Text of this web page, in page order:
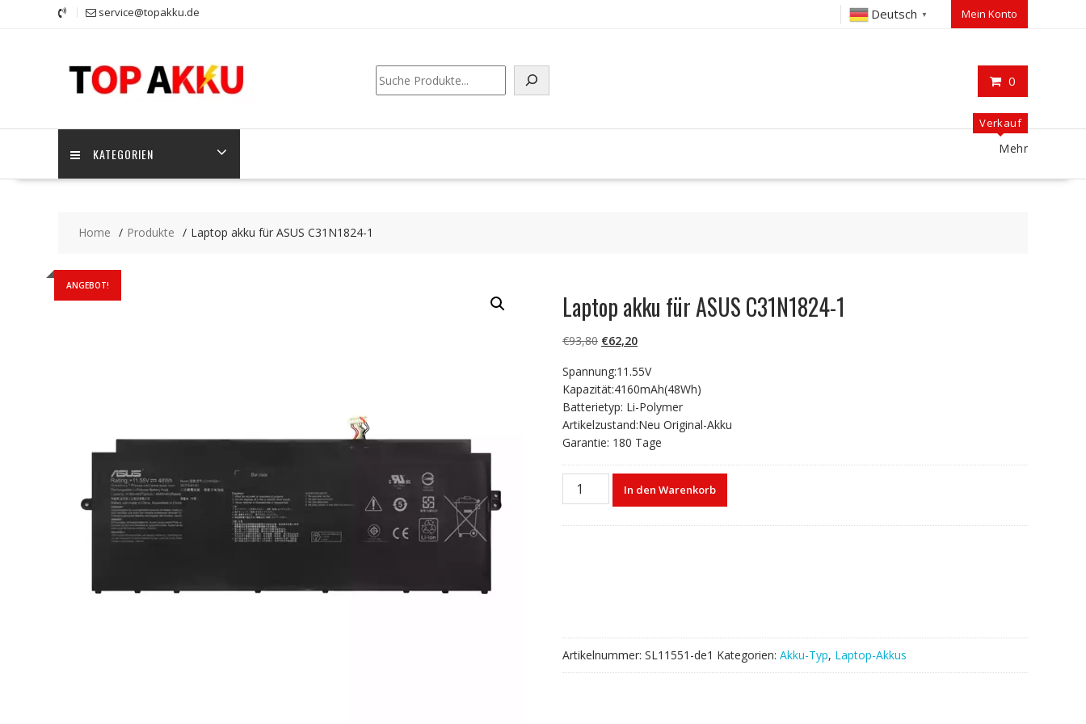
service@topakku.de Deutsch ▼ Mein Konto
0
Suchen
KATEGORIEN
Verkauf
Mehr
Home Produkte Laptop akku für ASUS C31N1824-1
ANGEBOT!
Laptop akku für ASUS C31N1824-1
€93,80 Ursprünglicher
war:
€93,80
€62,20Aktueller
ist:
€62,20.
Spannung:11.55V
Kapazität:4160mAh(48Wh)
Batterietyp: Li-Polymer
Artikelzustand:Neu Original-Akku
Garantie: 180 Tage
Laptop
akku
In den Warenkorb
Artikelnummer: SL11551-de1 Kategorien: Akku-Typ, Laptop-Akkus